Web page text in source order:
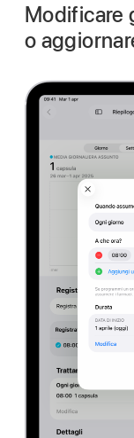
Modificare
o